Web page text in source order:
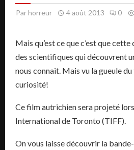
Parhorreur 4 août 2013 0
Mais qu’est ce que c’est que
des scientifiques qui découvrent
nous connait. Mais vu la gueule
curiosité!
Ce film autrichien sera projeté
International de Toronto (TIFF).
On vous laisse découvrir la